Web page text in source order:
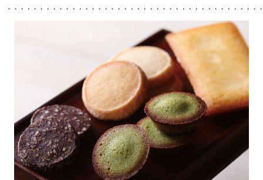
・・・・・・・・・・・・・・・・・・・・・・・・・・・・・・・・・・・・・・・